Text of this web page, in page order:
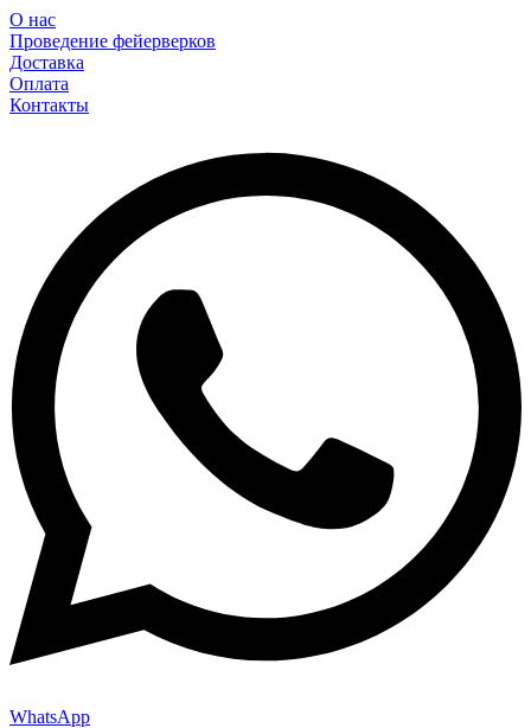
О нас
Проведение фейерверков
Доставка
Оплата
Контакты
WhatsApp